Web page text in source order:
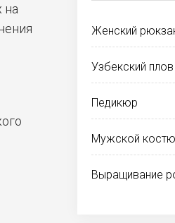
на
Женский
Узбекский плов
Педикюр
Мужской
Выращивание